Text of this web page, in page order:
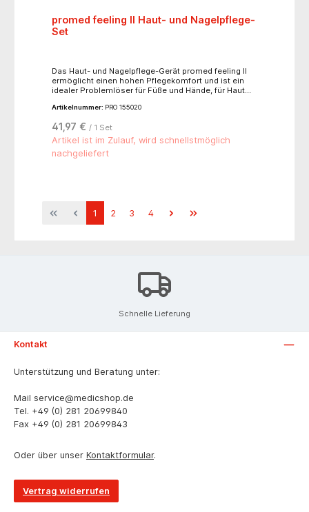
promed feeling II Haut- und Nagelpflege-
Set
Das Haut- und Nagelpflege-Gerät promed feeling II
ermöglicht einen hohen Pflegekomfort und ist ein
idealer Problemlöser für Füße und Hände, für Haut
Natur- und Kunstnagelbearbeitung, Nageldesign.
Vibrationen. Einwandfreie, glatte und schöne Nägel,
die nicht mehr brechen, sind das Resultat. Egalisiert
Hornhaut, Schwielen und starke Nagelhaut. Eignet
sich auch zur Präparation der Nägel, bei
100-240 V, 50/60 Hz, 80mA, Sek. 5 V, 200mA
Artikelnummer: PRO 155020
41,97 € / 1 Set
Artikel ist im Zulauf, wird schnellstmöglich
nachgeliefert
1 2 3 4
Schnelle Lieferung
Kontakt
Unterstützung und Beratung unter:
Mail service@medicshop.de
Tel. +49 (0) 281 20699840
Fax +49 (0) 281 20699843
Oder über unser Kontaktformular.
Vertrag widerrufen